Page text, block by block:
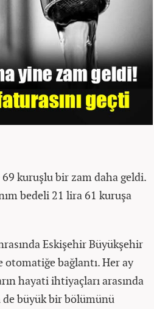
kuruşlu bir zam daha geldi.
bedeli 21 lira 61 kuruşa
Eskişehir Büyükşehir
bağlantı. Her ay
hayati ihtiyaçları arasında
büyük bir bölümünü